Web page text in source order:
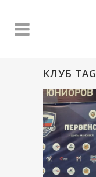
КЛУБ TAG